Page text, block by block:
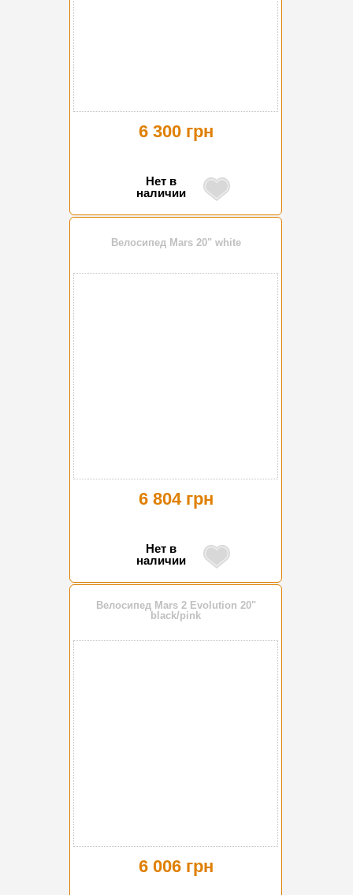
6 300 грн
Нет в
наличии
Велосипед Mars 20" white
6 804 грн
Нет в
наличии
Велосипед Mars 2 Evolution 20"
black/pink
6 006 грн